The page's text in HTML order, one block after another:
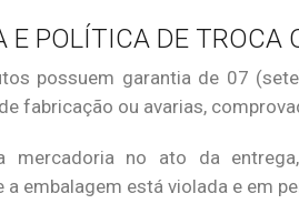
E POLÍTICA DE TROCA
possuem garantia de 07
fabricação ou avarias,
mercadoria no ato da
a embalagem está violada e em